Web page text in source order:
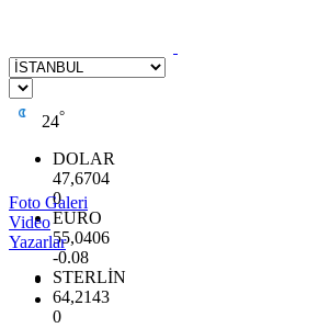
24°
DOLAR
47,6704
0
EURO
55,0406
-0.08
STERLİN
64,2143
0
Foto Galeri
Video
Yazarlar